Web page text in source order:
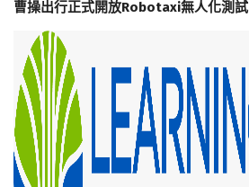
曹操出行正式開放Robotaxi無人化測試